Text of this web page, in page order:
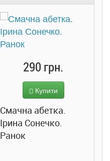
290 грн.
Купити
Смачна абетка.
Ірина Сонечко.
Ранок